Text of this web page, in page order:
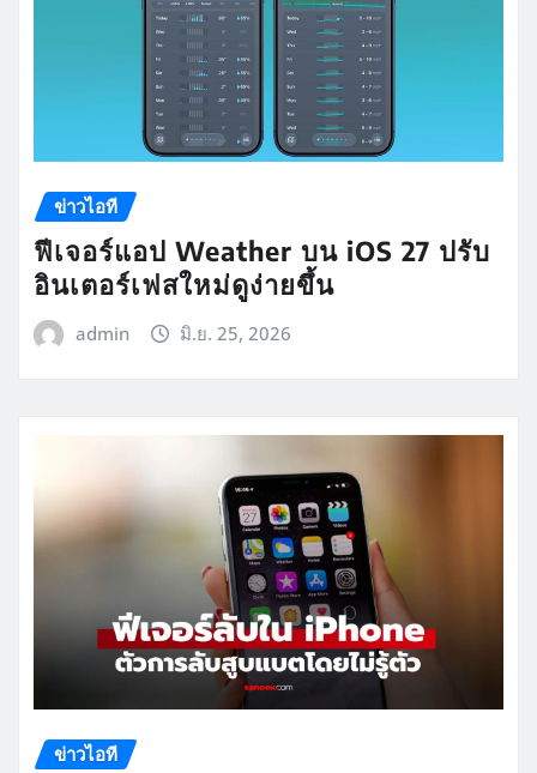
ข่าวไอที
ฟีเจอร์แอป Weather บน iOS 27 ปรับ
อินเตอร์เฟสใหม่ดูง่ายขึ้น
admin มิ.ย. 25, 2026
ข่าวไอที